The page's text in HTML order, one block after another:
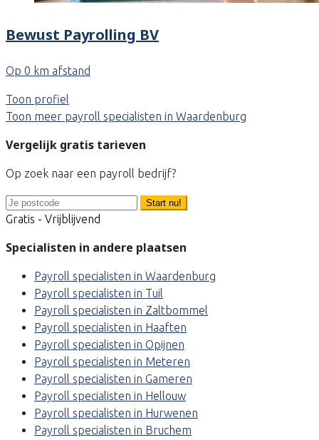
Bewust Payrolling BV
Op 0 km afstand
Toon profiel
Toon meer payroll specialisten in Waardenburg
Vergelijk gratis tarieven
Op zoek naar een payroll bedrijf?
Start nu!
Gratis - Vrijblijvend
Specialisten in andere plaatsen
Payroll specialisten in Waardenburg
Payroll specialisten in Tuil
Payroll specialisten in Zaltbommel
Payroll specialisten in Haaften
Payroll specialisten in Opijnen
Payroll specialisten in Meteren
Payroll specialisten in Gameren
Payroll specialisten in Hellouw
Payroll specialisten in Hurwenen
Payroll specialisten in Bruchem